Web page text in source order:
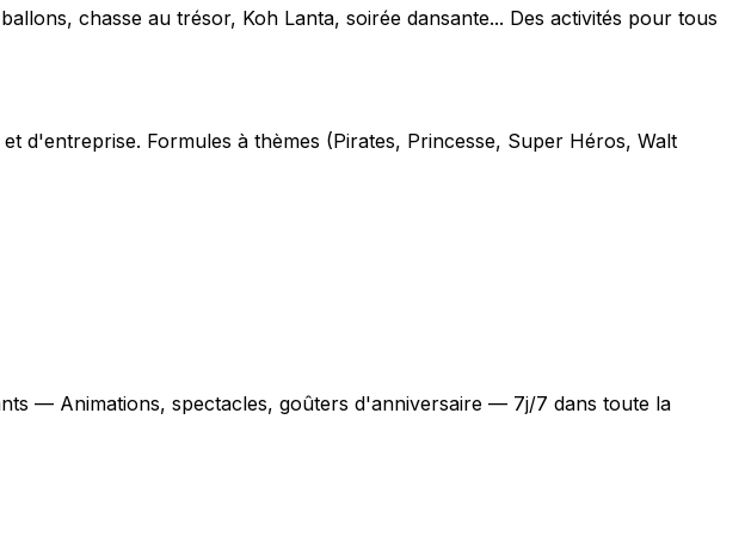
chasse au trésor, Koh Lanta, soirée dansante... Des activités pour tous
d'entreprise. Formules à thèmes (Pirates, Princesse, Super Héros, Walt
— Animations, spectacles, goûters d'anniversaire — 7j/7 dans toute la